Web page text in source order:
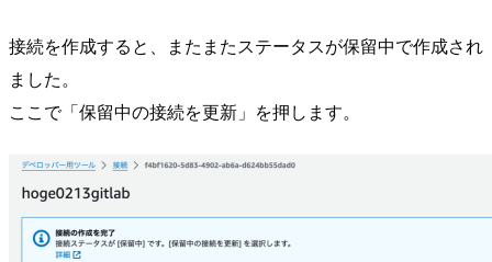
接続を作成すると、またまたステータスが保留中で作成され
ました。
ここで「保留中の接続を更新」を押します。